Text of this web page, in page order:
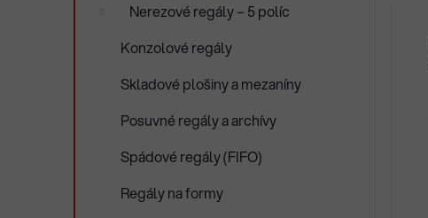
Nerezové regály – 5 políc
Konzolové regály
Skladové plošiny a mezaníny
Posuvné regály a archívy
Spádové regály (FIFO)
Regály na formy